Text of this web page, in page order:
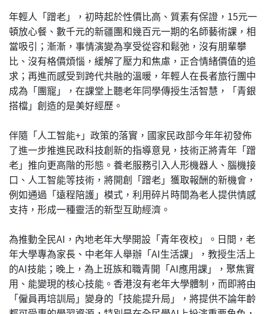
年輕人「蹭老」，初時起於性價比高、質素有保證，15元一
頓放心餐、數千元的新疆團和幾百元一期的名師藝術課，相
當吸引；漸漸，事情演變為享受從容和鬆弛，沒有朋輩攀
比、沒有格價煩惱，緩解了壓力和焦慮，正合情緒價值的追
求；再進而感受到跨代共融的溫暖，年輕人在長者旅行團中
成為「團寵」，在課堂上聽老年同學傳授生活智慧，「青銀
搭檔」創造的是美好經歷。
伴隨「人工智能+」政策的落實，國家民政部今年年初發佈
了進一步推進民政科技創新的指導意見，技術正將青年「蹭
老」推向更高階的形態。養老服務引入人形機器人、腦機接
口、人工智能等技術，將開創「蹭老」獲取報酬的新機會，
例如通過「遠程陪護」模式，利用碎片時間為老人提供情感
支持，形成一種靈活的新型互助經濟。
為推動全民AI，內地老年大學開設「青年夜校」。日間，老
年大學專為家長、中老年人舉辦「AI生活課」，教授生活上
的AI技能；晚上，為上班族和職青開「AI應用課」，聚焦實
用、能變現的核心技能。香港沒有老年大學體制，而即將由
「僱員再培訓局」變身的「技能提升局」，將提供不論年齡